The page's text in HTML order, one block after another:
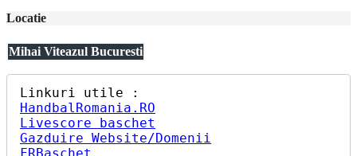
Locatie
Mihai Viteazul Bucuresti
HandbalRomania.RO
Livescore baschet
Gazduire Website/Domenii